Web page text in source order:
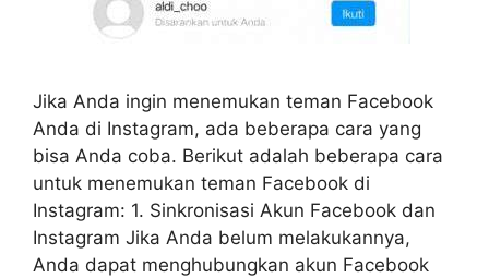
Jika Anda ingin menemukan teman Facebook
Anda di Instagram, ada beberapa cara yang
bisa Anda coba. Berikut adalah beberapa cara
untuk menemukan teman Facebook di
Instagram: 1. Sinkronisasi Akun Facebook dan
Instagram Jika Anda belum melakukannya,
Anda dapat menghubungkan akun Facebook